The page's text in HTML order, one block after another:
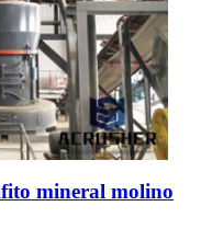
mineral molino